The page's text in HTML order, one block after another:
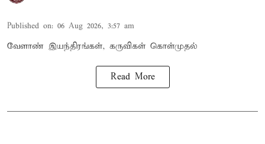
Published on: 06 Aug 2026, 3:57 am
வேளாண் இயந்திரங்கள், கருவிகள் கொள்முதல்
Read More